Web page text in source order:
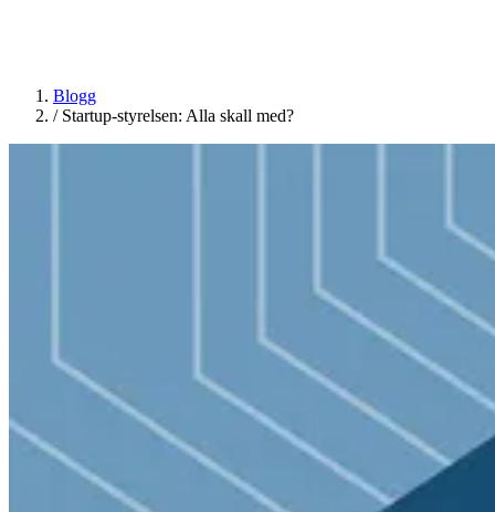
Blogg
/ Startup-styrelsen: Alla skall med?